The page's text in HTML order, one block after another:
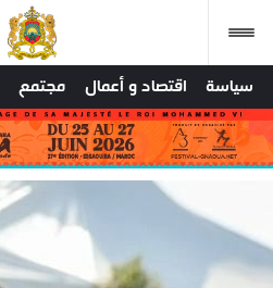
سياسة اقتصاد و أعمال مجتمع